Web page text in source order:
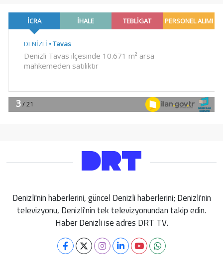
Denizli'nin haberlerini, güncel Denizli haberlerini; Denizli'nin
televizyonu, Denizli'nin tek televizyonundan takip edin.
Haber Denizli ise adres DRT TV.